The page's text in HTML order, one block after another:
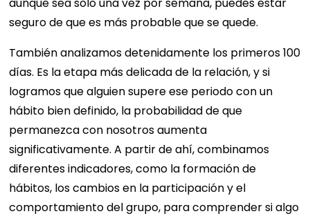
seguro de que es más probable que se quede.
También analizamos detenidamente los primeros 100
días. Es la etapa más delicada de la relación, y si
logramos que alguien supere ese periodo con un
hábito bien definido, la probabilidad de que
permanezca con nosotros aumenta
significativamente. A partir de ahí, combinamos
diferentes indicadores, como la formación de
hábitos, los cambios en la participación y el
comportamiento del grupo, para comprender si algo